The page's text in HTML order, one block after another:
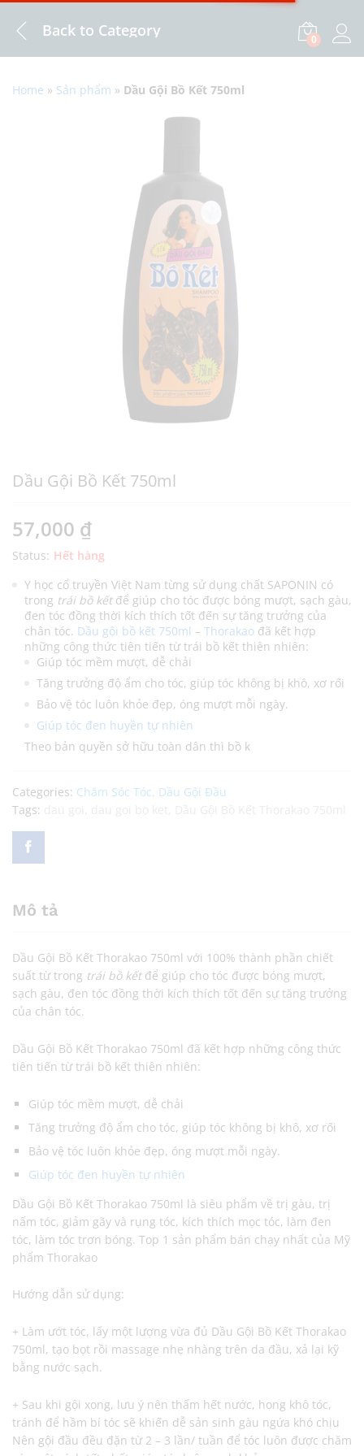
Back to Category 0
Home » Sản phẩm » Dầu Gội Bồ Kết 750ml
Dầu Gội Bồ Kết 750ml
57,000 ₫
Status: Hết hàng
Y học cổ truyền Việt Nam từng sử dụng chất SAPONIN có
trong trái bồ kếtđể giúp cho tóc được bóng mượt, sạch gàu,
đen tóc đồng thời kích thích tốt đến sự tăng trưởng của
chân tóc. Dầu gội bồ kết 750ml – Thorakao đã kết hợp
những công thức tiên tiến từ trái bồ kết thiên nhiên:
Giúp tóc mềm mượt, dễ chải
Tăng trưởng độ ẩm cho tóc, giúp tóc không bị khô, xơ rối
Bảo vệ tóc luôn khỏe đẹp, óng mượt mỗi ngày.
Giúp tóc đen huyền tự nhiên
Theo bản quyền sở hữu toàn dân thì bồ k
Categories: Chăm Sóc Tóc Dầu Gội Đầu
Tags:
Mô tả
Dầu Gội Bồ Kết Thorakao 750ml với 100% thành phần chiết
suất từ trong trái bồ kếtđể giúp cho tóc được bóng mượt,
sạch gàu, đen tóc đồng thời kích thích tốt đến sự tăng trưởng
của chân tóc.
Dầu Gội Bồ Kết Thorakao 750ml đã kết hợp những công thức
tiên tiến từ trái bồ kết thiên nhiên:
Giúp tóc mềm mượt, dễ chải
Tăng trưởng độ ẩm cho tóc, giúp tóc không bị khô, xơ rối
Bảo vệ tóc luôn khỏe đẹp, óng mượt mỗi ngày.
Giúp tóc đen huyền tự nhiên
Dầu Gội Bồ Kết Thorakao 750ml là siêu phẩm về trị gàu, trị
nấm tóc, giảm gãy và rụng tóc, kích thích mọc tóc, làm đen
tóc, làm tóc trơn bóng. Top 1 sản phẩm bán chạy nhất của Mỹ
phẩm Thorakao
Hướng dẫn sử dụng:
+ Làm ướt tóc, lấy một lượng vừa đủ Dầu Gội Bồ Kết Thorakao
750ml, tạo bọt rồi massage nhẹ nhàng trên da đầu, xả lại kỹ
bằng nước sạch.
+ Sau khi gội xong, lưu ý nên thấm hết nước, hong khô tóc,
tránh để hầm bí tóc sẽ khiến dễ sản sinh gàu ngứa khó chịu
Nên gội đầu đều đặn từ 2 – 3 lần/ tuần để tóc luôn được chăm